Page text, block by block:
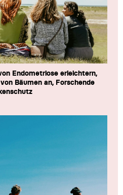
Endometriose erleichtern,
Bäumen an, Forschende